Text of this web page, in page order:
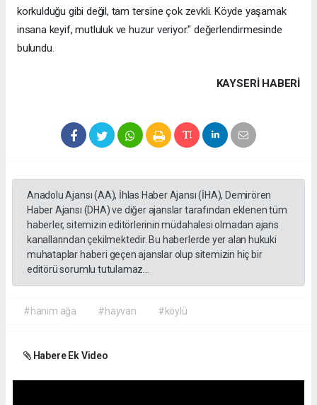
korkulduğu gibi değil, tam tersine çok zevkli. Köyde yaşamak
insana keyif, mutluluk ve huzur veriyor." değerlendirmesinde
bulundu.
KAYSERI HABERİ
Anadolu Ajansı (AA), İhlas Haber Ajansı (İHA), Demirören
Haber Ajansı (DHA) ve diğer ajanslar tarafından eklenen tüm
haberler, sitemizin editörlerinin müdahalesi olmadan ajans
kanallarından çekilmektedir. Bu haberlerde yer alan hukuki
muhataplar haberi geçen ajanslar olup sitemizin hiç bir
editörü sorumlu tutulamaz...
#hanım ağa #hayvan #köylü
Habere Ek Video